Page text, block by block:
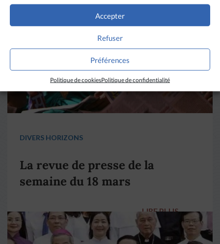
Accepter
Refuser
Préférences
Politique de cookiesPolitique de confidentialité
DIVERS HORIZONS
La revue de presse de la
semaine du 18 mars
LIRE PLUS →